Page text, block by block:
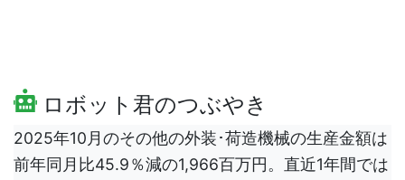
ロボット君のつぶやき
2025年10月のその他の外装･荷造機械の生産金額は
前年同月比45.9％減の1,966百万円。直近1年間では